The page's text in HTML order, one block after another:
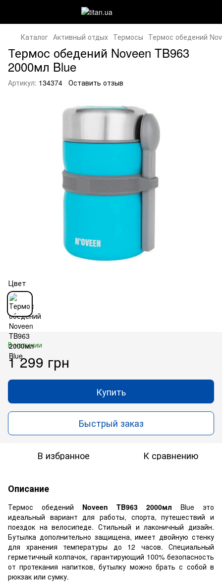
Каталог Активный отдых Термосы Термос обедений
Термос обедений Noveen TB963
2000мл Blue
Артикул: 134374 Оставить отзыв
Цвет
В наличии
1 299 грн
Купить
Быстрый заказ
В избранное К сравнению
Описание
Термос обедений Noveen TB963 2000мл Blue это
идеальный вариант для работы, спорта, путешествий и
поездок на велосипеде. Стильный и лаконичный дизайн.
Бутылка дополнительно защищена, имеет двойную стенку
для хранения температуры до 12 часов. Специальный
герметичный колпачок, гарантирующий 100% безопасность
от протекания напитков, бутылку можно брать с собой в
рюкзак или сумку.